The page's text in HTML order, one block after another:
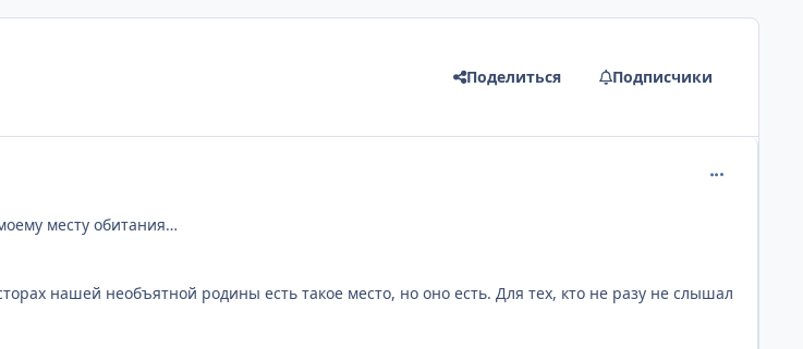
Поделиться Подписчики
месту обитания…
нашей необъятной родины есть такое место, но оно есть. Для тех, кто не разу не слышал